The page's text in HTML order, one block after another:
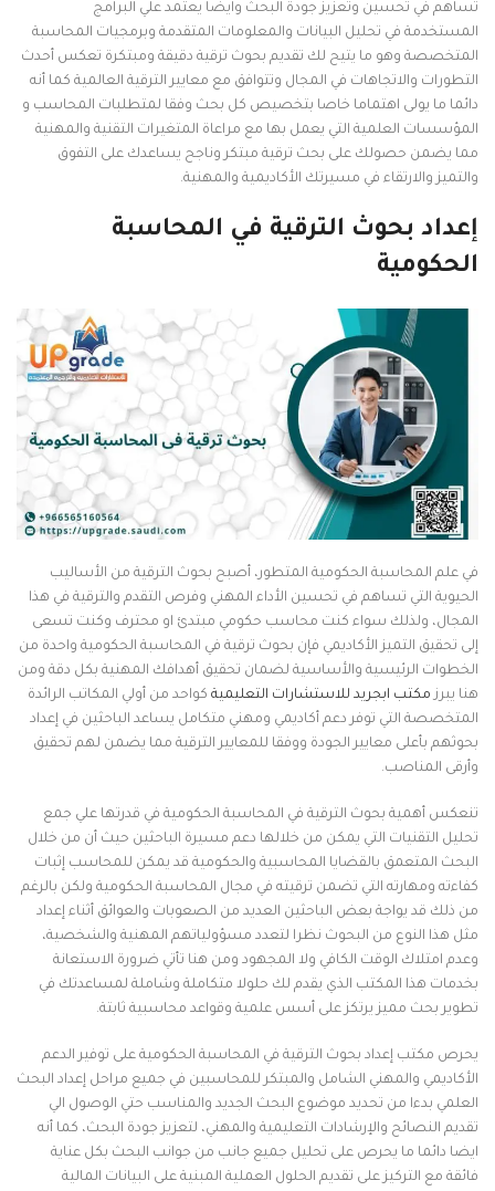
تساهم في تحسين وتعزيز جودة البحث وايضا يعتمد علي البرامج
المستخدمة في تحليل البيانات والمعلومات المتقدمة وبرمجيات المحاسبة
المتخصصة وهو ما يتيح لك تقديم بحوث ترقية دقيقة ومبتكرة تعكس أحدث
التطورات والاتجاهات في المجال وتتوافق مع معايير الترقية العالمية كما أنه
دائما ما يولى اهتماما خاصا بتخصيص كل بحث وفقا لمتطلبات المحاسب و
المؤسسات العلمية التي يعمل بها مع مراعاة المتغيرات التقنية والمهنية
مما يضمن حصولك على بحث ترقية مبتكر وناجح يساعدك على التفوق
والتميز والارتقاء في مسيرتك الأكاديمية والمهنية.
إعداد بحوث الترقية في المحاسبة
الحكومية
في علم المحاسبة الحكومية المتطور، أصبح بحوث الترقية من الأساليب
الحيوية التي تساهم في تحسين الأداء المهني وفرص التقدم والترقية في هذا
المجال، ولذلك سواء كنت محاسب حكومي مبتدئ او محترف وكنت تسعى
إلى تحقيق التميز الأكاديمي فإن بحوث ترقية في المحاسبة الحكومية واحدة من
الخطوات الرئيسية والأساسية لضمان تحقيق أهدافك المهنية بكل دقة ومن
هنا يبرز مكتب ابجريد للاستشارات التعليمية كواحد من أولي المكاتب الرائدة
المتخصصة التي توفر دعم أكاديمي ومهني متكامل يساعد الباحثين في إعداد
بحوثهم بأعلى معايير الجودة ووفقا للمعايير الترقية مما يضمن لهم تحقيق
وأرقى المناصب.
تنعكس أهمية بحوث الترقية في المحاسبة الحكومية في قدرتها علي جمع
تحليل التقنيات التي يمكن من خلالها دعم مسيرة الباحثين حيث أن من خلال
البحث المتعمق بالقضايا المحاسبية والحكومية قد يمكن للمحاسب إثبات
كفاءته ومهارته التي تضمن ترقيته في مجال المحاسبة الحكومية ولكن بالرغم
من ذلك قد يواجة بعض الباحثين العديد من الصعوبات والعوائق أثناء إعداد
مثل هذا النوع من البحوث نظرا لتعدد مسؤولياتهم المهنية والشخصية،
وعدم امتلاك الوقت الكافي ولا المجهود ومن هنا تأتي ضرورة الاستعانة
بخدمات هذا المكتب الذي يقدم لك حلولا متكاملة وشاملة لمساعدتك في
تطوير بحث مميز يرتكز على أسس علمية وقواعد محاسبية ثابتة.
يحرص مكتب إعداد بحوث الترقية في المحاسبة الحكومية على توفير الدعم
الأكاديمي والمهني الشامل والمبتكر للمحاسبين في جميع مراحل إعداد البحث
العلمي بدءا من تحديد موضوع البحث الجديد والمناسب حتي الوصول الي
تقديم النصائح والإرشادات التعليمية والمهني، لتعزيز جودة البحث، كما أنه
ايضا دائما ما يحرص على تحليل جميع جانب من جوانب البحث بكل عناية
فائقة مع التركيز على تقديم الحلول العملية المبنية على البيانات المالية